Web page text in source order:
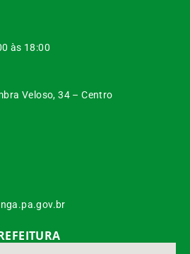
às 18:00
Veloso, 34 – Centro